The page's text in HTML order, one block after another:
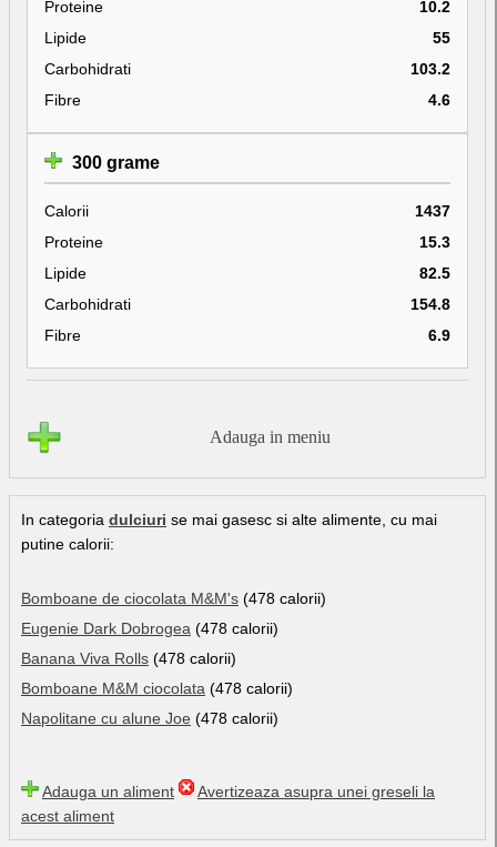
Proteine
10.2
Lipide
55
Carbohidrati
103.2
Fibre
4.6
300 grame
Calorii
1437
Proteine
15.3
Lipide
82.5
Carbohidrati
154.8
Fibre
6.9
Adauga in meniu
In categoria dulciuri se mai gasesc si alte alimente, cu mai
putine calorii:
Bomboane de ciocolata M&M's (478 calorii)
Eugenie Dark Dobrogea (478 calorii)
Banana Viva Rolls (478 calorii)
Bomboane M&M ciocolata (478 calorii)
Napolitane cu alune Joe (478 calorii)
Adauga un aliment
Avertizeaza asupra unei greseli la
acest aliment